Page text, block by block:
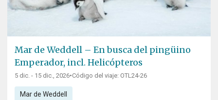
Mar de Weddell – En busca del pingüino
Emperador, incl. Helicópteros
5 dic. - 15 dic., 2026•Código del viaje: OTL24-26
Mar de Weddell